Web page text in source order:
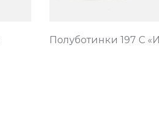
Полуботинки 197 С